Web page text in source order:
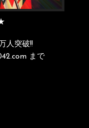
人突破!!
まで